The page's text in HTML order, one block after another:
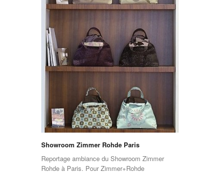
Showroom Zimmer Rohde Paris
Reportage ambiance du Showroom Zimmer
Rohde à Paris. Pour Zimmer+Rohde